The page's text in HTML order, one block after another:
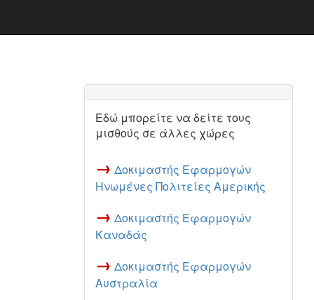
Εδώ μπορείτε να δείτε τους
μισθούς σε άλλες χώρες
→ Δοκιμαστής Εφαρμογών
Ηνωμένες Πολιτείες Αμερικής
→ Δοκιμαστής Εφαρμογών
Καναδάς
→ Δοκιμαστής Εφαρμογών
Αυστραλία